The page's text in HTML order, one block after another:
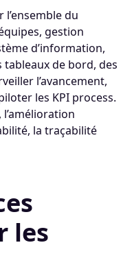
du
gestion
d’information,
tableaux de bord, des
l’avancement,
les KPI process.
la traçabilité
les